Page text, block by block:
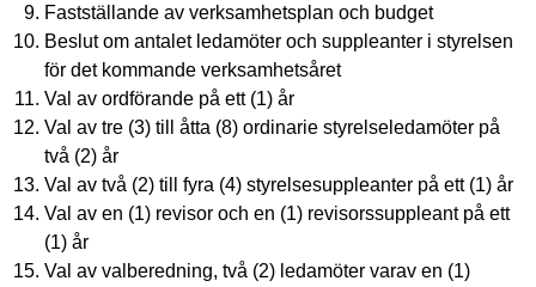
Fastställande av verksamhetsplan och budget
Beslut om antalet ledamöter och suppleanter i styrelsen
för det kommande verksamhetsåret
Val av ordförande på ett (1) år
Val av tre (3) till åtta (8) ordinarie styrelseledamöter på
två (2) år
Val av två (2) till fyra (4) styrelsesuppleanter på ett (1) år
Val av en (1) revisor och en (1) revisorssuppleant på ett
(1) år
Val av valberedning, två (2) ledamöter varav en (1)